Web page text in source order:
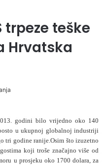
trpeze teške
Hrvatska
godini bilo vrijedno oko 140
u ukupnoj globalnoj industriji
tri godine ranije.Osim što izuzetno
koji troše značajno više od
u prosjeku oko 1700 dolara, za